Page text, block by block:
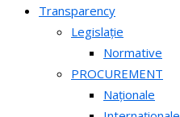
Transparency
Legislație
Normative
PROCUREMENT
Naționale